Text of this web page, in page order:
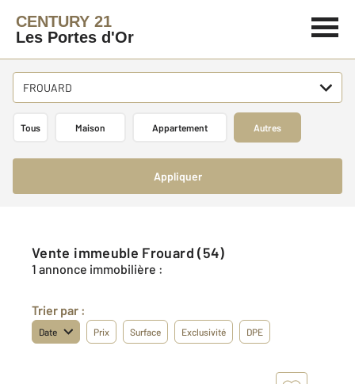
CENTURY 21
Les Portes d'Or
FROUARD
Tous Maison Appartement Autres
Appliquer
Vente immeuble Frouard (54)
1 annonce immobilière :
Trier par :
Date Prix Surface Exclusivité DPE